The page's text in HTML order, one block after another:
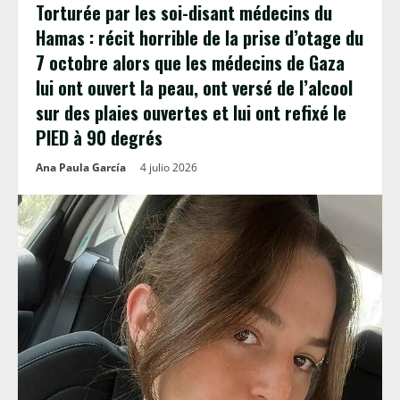
Torturée par les soi-disant médecins du
Hamas : récit horrible de la prise d’otage du
7 octobre alors que les médecins de Gaza
lui ont ouvert la peau, ont versé de l’alcool
sur des plaies ouvertes et lui ont refixé le
PIED à 90 degrés
Ana Paula García 4 julio 2026